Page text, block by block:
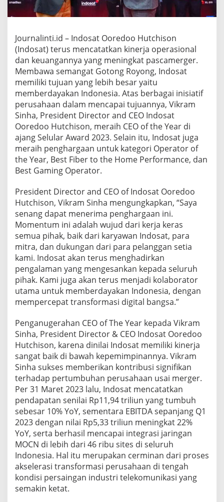
S
e
a
l
g
u
s
,
C
E
O
o
f
t
e
Y
a
r
a
a
n
g
S
e
l
u
r
A
w
a
d
2
0
2
3
O
p
e
r
a
o
r
Journalinti.id – Indosat Ooredoo Hutchison
(Indosat) terus mencatatkan kinerja operasional
dan keuangannya yang meningkat pascamerger.
Membawa semangat Gotong Royong, Indosat
memiliki tujuan yang lebih besar yaitu
memberdayakan Indonesia. Atas berbagai inisiatif
perusahaan dalam mencapai tujuannya, Vikram
Sinha, President Director and CEO Indosat
Ooredoo Hutchison, meraih CEO of the Year di
ajang Selular Award 2023. Selain itu, Indosat juga
meraih penghargaan untuk kategori Operator of
the Year, Best Fiber to the Home Performance, dan
Best Gaming Operator.
President Director and CEO of Indosat Ooredoo
Hutchison, Vikram Sinha mengungkapkan, “Saya
senang dapat menerima penghargaan ini.
Momentum ini adalah wujud dari kerja keras
semua pihak, baik dari karyawan Indosat, para
mitra, dan dukungan dari para pelanggan setia
kami. Indosat akan terus menghadirkan
pengalaman yang mengesankan kepada seluruh
pihak. Kami juga akan terus menjadi kolaborator
utama untuk memberdayakan Indonesia, dengan
mempercepat transformasi digital bangsa.”
Penganugerahan CEO of The Year kepada Vikram
Sinha, President Director & CEO Indosat Ooredoo
Hutchison, karena dinilai Indosat memiliki kinerja
sangat baik di bawah kepemimpinannya. Vikram
Sinha sukses memberikan kontribusi signifikan
terhadap pertumbuhan perusahaan usai merger.
Per 31 Maret 2023 lalu, Indosat mencatatkan
pendapatan senilai Rp11,94 triliun yang tumbuh
sebesar 10% YoY, sementara EBITDA sepanjang Q1
2023 dengan nilai Rp5,33 triliun meningkat 22%
YoY, serta berhasil mencapai integrasi jaringan
MOCN di lebih dari 46 ribu sites di seluruh
Indonesia. Hal itu merupakan cerminan dari proses
akselerasi transformasi perusahaan di tengah
kondisi persaingan industri telekomunikasi yang
semakin ketat.